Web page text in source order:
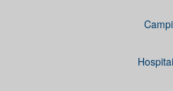
Campi